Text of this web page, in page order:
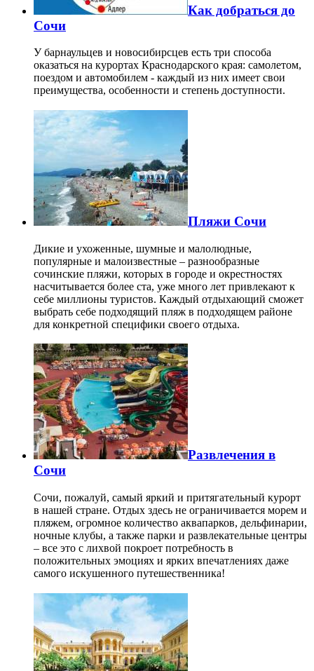
Как добраться до
Сочи
У барнаульцев и новосибирсцев есть три способа
оказаться на курортах Краснодарского края: самолетом,
поездом и автомобилем - каждый из них имеет свои
преимущества, особенности и степень доступности.
Пляжи Сочи
Дикие и ухоженные, шумные и малолюдные,
популярные и малоизвестные – разнообразные
сочинские пляжи, которых в городе и окрестностях
насчитывается более ста, уже много лет привлекают к
себе миллионы туристов. Каждый отдыхающий сможет
выбрать себе подходящий пляж в подходящем районе
для конкретной специфики своего отдыха.
Развлечения в
Сочи
Сочи, пожалуй, самый яркий и притягательный курорт
в нашей стране. Отдых здесь не ограничивается морем и
пляжем, огромное количество аквапарков, дельфинарии,
ночные клубы, а также парки и развлекательные центры
– все это с лихвой покроет потребность в
положительных эмоциях и ярких впечатлениях даже
самого искушенного путешественника!